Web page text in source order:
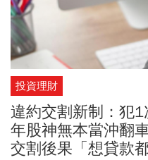
投資理財
違約交割新制：犯
年股神無本當沖翻
交割後果「想貸款都